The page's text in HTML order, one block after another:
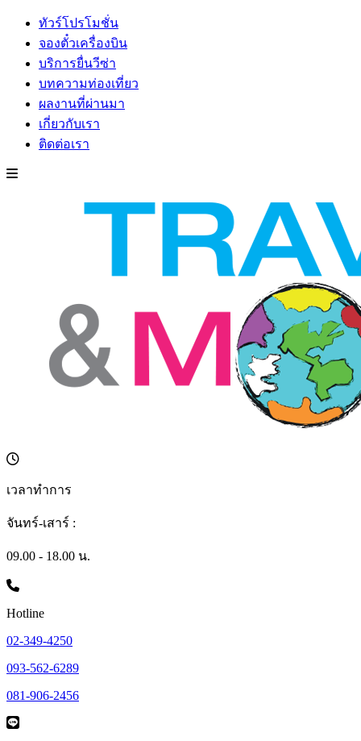
ทัวร์โปรโมชั่น
จองตั๋วเครื่องบิน
บริการยื่นวีซ่า
บทความท่องเที่ยว
ผลงานที่ผ่านมา
เกี่ยวกับเรา
ติดต่อเรา
เวลาทำการ
จันทร์-เสาร์ :
09.00 - 18.00 น.
Hotline
02-349-4250
093-562-6289
081-906-2456